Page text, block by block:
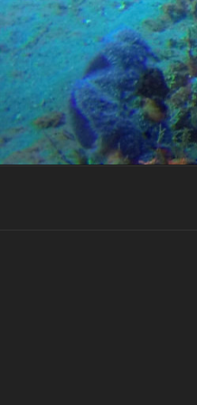
Aller
au
contenu
principal